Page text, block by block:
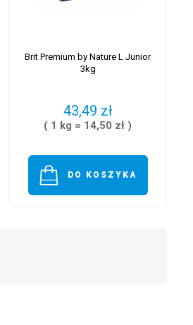
Brit Premium by Nature L Junior
3kg
43,49 zł
( 1 kg = 14,50 zł )
DO KOSZYKA